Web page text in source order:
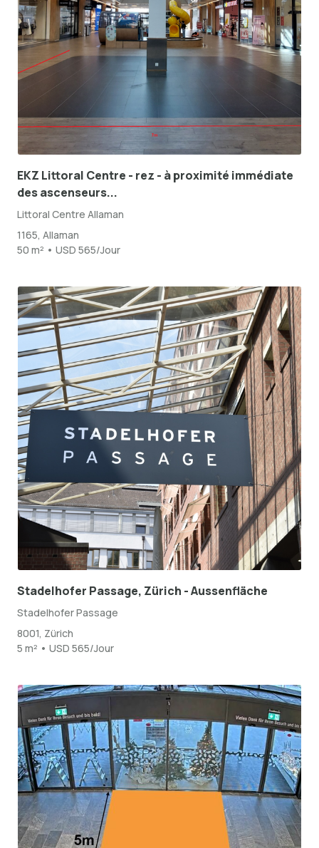
EKZ Littoral Centre - rez - à proximité immédiate
des ascenseurs...
Littoral Centre Allaman
1165, Allaman
50 m² • USD 565/Jour
Stadelhofer Passage, Zürich - Aussenfläche
Stadelhofer Passage
8001, Zürich
5 m² • USD 565/Jour